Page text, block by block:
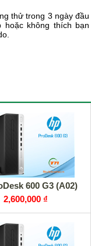
thử trong 3 ngày đầu
không thích bạn
600 G3 (A02)
2,600,000 ₫